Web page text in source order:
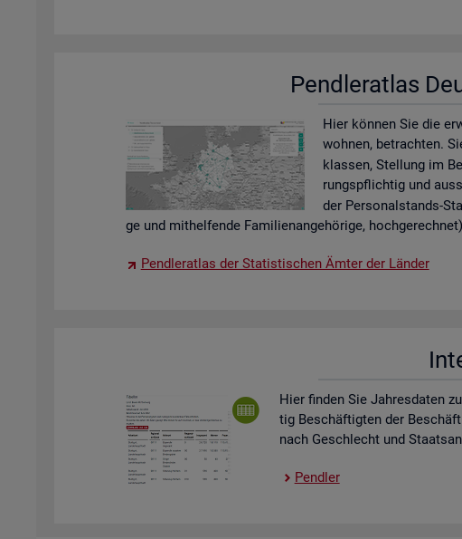
Pend­ler­at­las
Hier kön­nen Sie die
woh­nen, be­trach­ten.
klas­sen, Stel­lung im
rungs­pflich­tig und
der Per­so­nal­stands-
ge und mit­hel­fen­de Fa­mi­li­en­an­ge­hö­ri­ge,
Pend­ler­at­las der Sta­tis­ti­schen Ämter der Län­der
Hier fin­den Sie Jah­res­da­ten
tig Be­schäf­tig­ten der
nach Ge­schlecht und
Pend­ler